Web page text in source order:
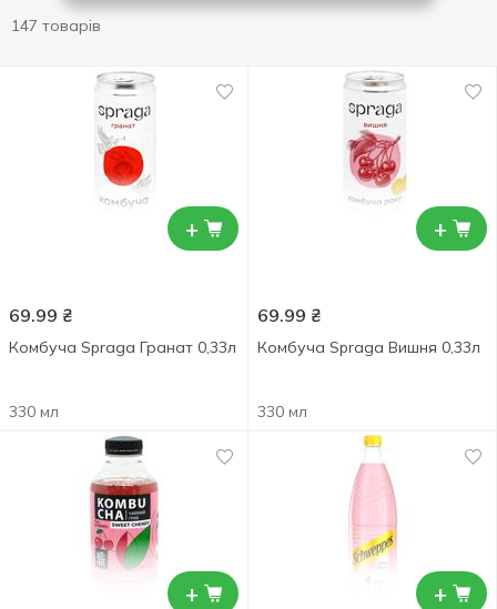
147 товарів
+
69.99 ₴
Комбуча Spraga Гранат 0,33л
330 мл
+
69.99 ₴
Комбуча Spraga Вишня 0,33л
330 мл
+ +